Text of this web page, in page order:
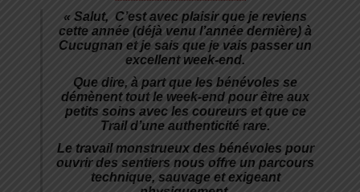
« Salut, C’est avec plaisir que je reviens
cette année (déjà venu l’année dernière) à
Cucugnan et je sais que je vais passer un
excellent week-end.
Que dire, à part que les bénévoles se
démènent tout le week-end pour être aux
petits soins avec les coureurs et que ce
Trail d’une authenticité rare.
Le travail monstrueux des bénévoles pour
ouvrir des sentiers nous offre un parcours
technique, sauvage et exigeant